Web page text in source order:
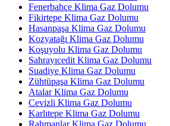
Fenerbahçe Klima Gaz Dolumu
Fikirtepe Klima Gaz Dolumu
Hasanpaşa Klima Gaz Dolumu
Kozyatağı Klima Gaz Dolumu
Koşuyolu Klima Gaz Dolumu
Sahrayıcedit Klima Gaz Dolumu
Suadiye Klima Gaz Dolumu
Zühtüpaşa Klima Gaz Dolumu
Atalar Klima Gaz Dolumu
Cevizli Klima Gaz Dolumu
Karlıtepe Klima Gaz Dolumu
Rahmanlar Klima Gaz Dolumu